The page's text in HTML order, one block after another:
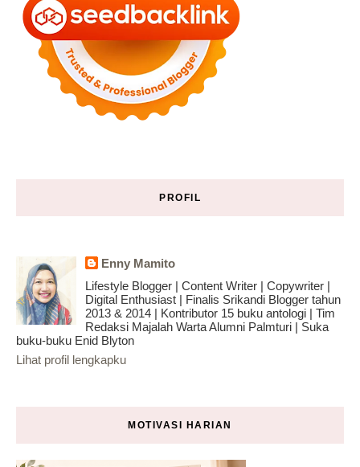
PROFIL
Enny Mamito
Lifestyle Blogger | Content Writer | Copywriter |
Digital Enthusiast | Finalis Srikandi Blogger tahun
2013 & 2014 | Kontributor 15 buku antologi | Tim
Redaksi Majalah Warta Alumni Palmturi | Suka
buku-buku Enid Blyton
Lihat profil lengkapku
MOTIVASI HARIAN